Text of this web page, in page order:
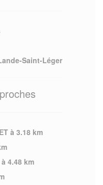
Saint-Léger
à 3.18 km
4.48 km